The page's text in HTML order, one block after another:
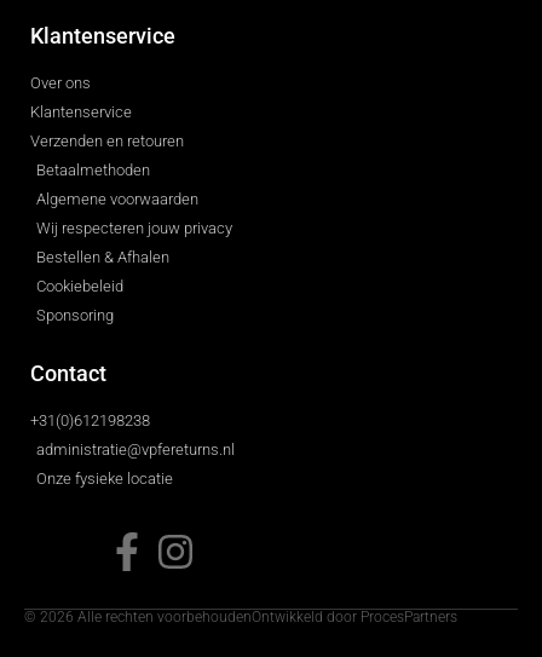
Klantenservice
Over ons
Klantenservice
Verzenden en retouren
Betaalmethoden
Algemene voorwaarden
Wij respecteren jouw privacy
Bestellen & Afhalen
Cookiebeleid
Sponsoring
Contact
+31(0)612198238
administratie@vpfereturns.nl
Onze fysieke locatie
© 2026 Alle rechten voorbehoudenOntwikkeld door ProcesPartners